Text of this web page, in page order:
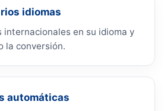
idiomas
internacionales en su idioma y
la conversión.
automáticas